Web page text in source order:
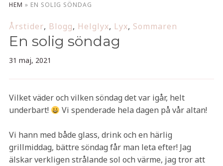
HEM » EN SOLIG SÖNDAG
Årstider, Blogg, Helglyx, Lyx, Sommaren
En solig söndag
31 maj, 2021
Vilket väder och vilken söndag det var igår, helt
underbart!
Vi spenderade hela dagen på vår altan!
Vi hann med både glass, drink och en härlig
grillmiddag, bättre söndag får man leta efter! Jag
älskar verkligen strålande sol och värme, jag tror att